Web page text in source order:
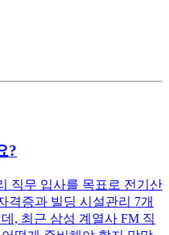
?
직무 입사를 목표로 전기산
격증과 빌딩 시설관리 7개
, 최근 삼성 계열사 FM 직